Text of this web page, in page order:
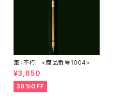
筆：不朽 <商品番号1004>
¥3,850
30%OFF